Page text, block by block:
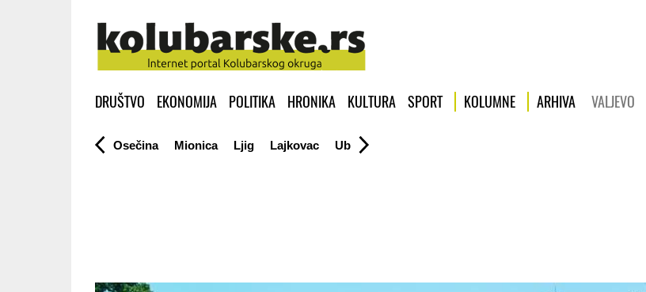
DRUŠTVO EKONOMIJA POLITIKA HRONIKA KULTURA SPORT KOLUMNE ARHIVA VALJEVO
Osečina Mionica Ljig Lajkovac Ub